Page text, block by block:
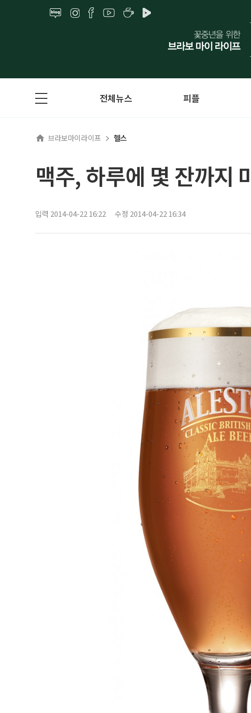
전체뉴스 피플
브라보마이라이프 헬스
맥주, 하루에 몇 잔까지
입력 2014-04-22 16:22 수정 2014-04-22 16:34